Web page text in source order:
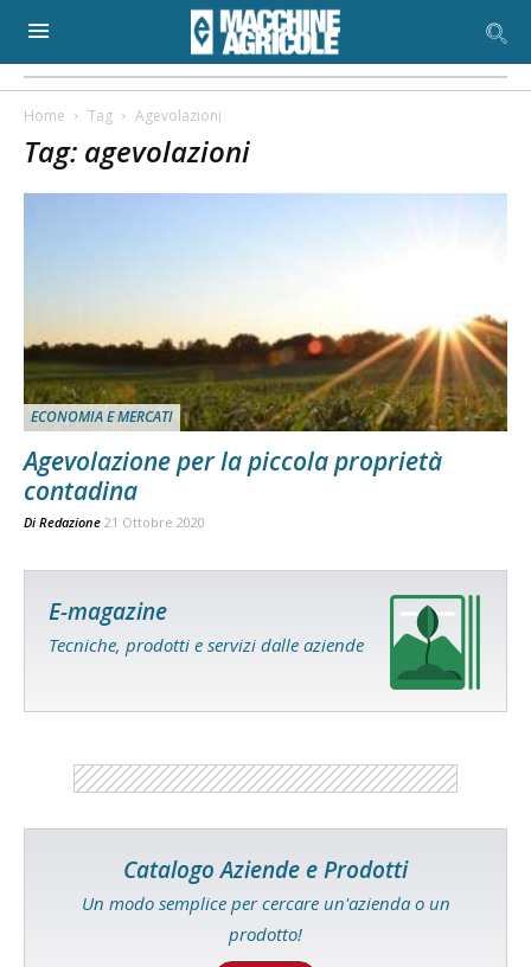
Home Tag Agevolazioni
Tag: agevolazioni
ECONOMIA E MERCATI
Agevolazione per la piccola proprietà
contadina
Di Redazione 21 Ottobre 2020
E-magazine
Tecniche, prodotti e servizi dalle aziende
Catalogo Aziende e Prodotti
Un modo semplice per cercare un'azienda o un
prodotto!